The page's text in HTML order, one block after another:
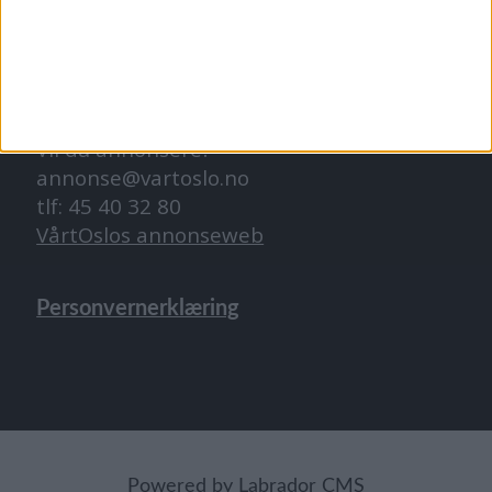
Vil du annonsere?
annonse@vartoslo.no
tlf: 45 40 32 80
VårtOslos annonseweb
Personvernerklæring
Powered by Labrador CMS